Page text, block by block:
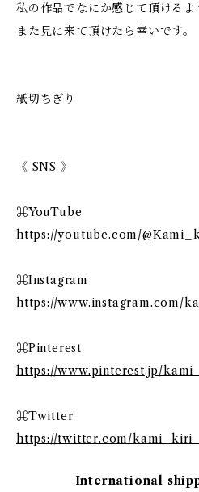
私の作品でなにか感じて頂けるよ
また見に来て頂けたら幸いです。
紙切ちぎり
《 SNS 》
⌘YouTube
https://youtube.com/
⌘Instagram
https://www.instagram.com/
⌘Pinterest
https://www.pinterest.jp/
⌘Twitter
https://twitter.com/
International